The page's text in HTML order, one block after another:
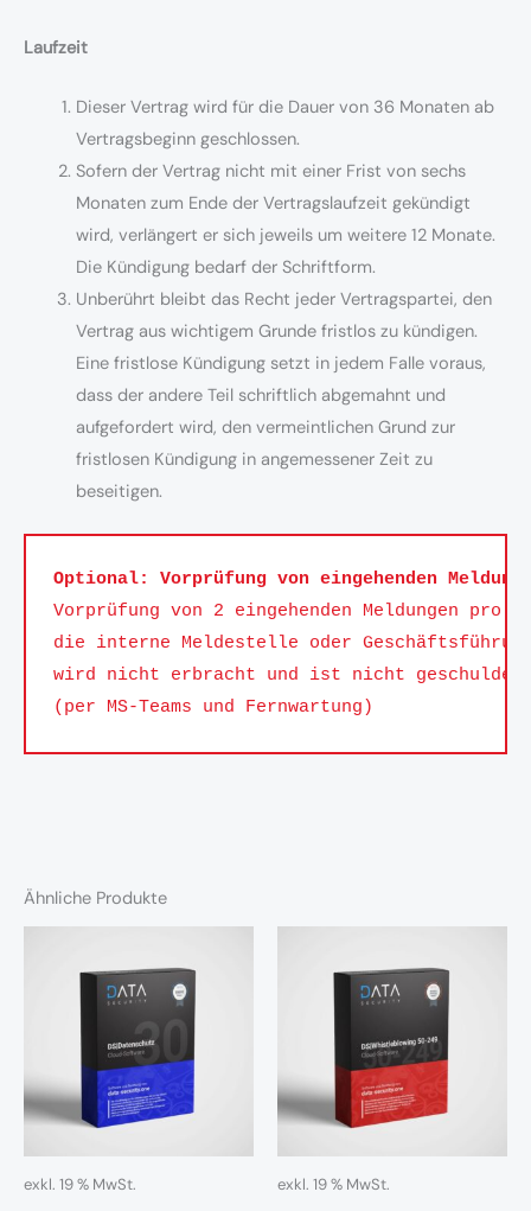
Laufzeit
Dieser Vertrag wird für die Dauer von 36 Monaten ab
Vertragsbeginn geschlossen.
Sofern der Vertrag nicht mit einer Frist von sechs
Monaten zum Ende der Vertragslaufzeit gekündigt
wird, verlängert er sich jeweils um weitere 12 Monate.
Die Kündigung bedarf der Schriftform.
Unberührt bleibt das Recht jeder Vertragspartei, den
Vertrag aus wichtigem Grunde fristlos zu kündigen.
Eine fristlose Kündigung setzt in jedem Falle voraus,
dass der andere Teil schriftlich abgemahnt und
aufgefordert wird, den vermeintlichen Grund zur
fristlosen Kündigung in angemessener Zeit zu
beseitigen.
Optional: Vorprüfung von eingehenden
Vorprüfung von 2 eingehenden Meldungen pro
die interne Meldestelle oder
wird nicht erbracht und ist nicht
(per MS-Teams und Fernwartung)
Ähnliche Produkte
exkl. 19 % MwSt. exkl. 19 % MwSt.